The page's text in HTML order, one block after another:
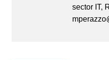
sector IT,